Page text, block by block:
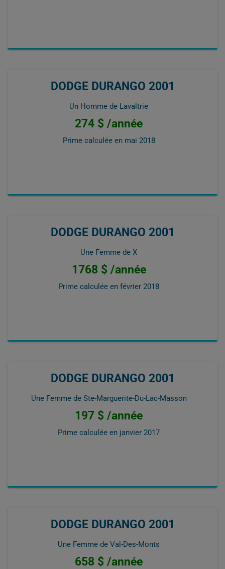
DODGE DURANGO 2001
Un Homme de Lavaltrie
274 $ /année
Prime calculée en mai 2018
DODGE DURANGO 2001
Une Femme de X
1768 $ /année
Prime calculée en février 2018
DODGE DURANGO 2001
Une Femme de Ste-Marguerite-Du-Lac-Masson
197 $ /année
Prime calculée en janvier 2017
DODGE DURANGO 2001
Une Femme de Val-Des-Monts
658 $ /année